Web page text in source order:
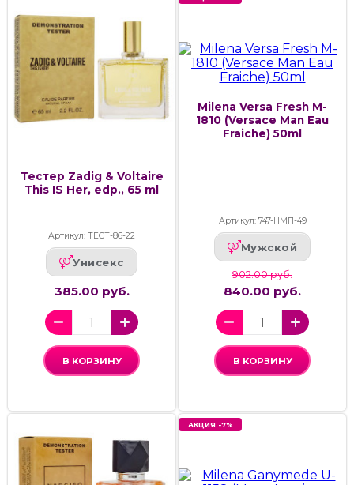
Тестер Zadig & Voltaire
This IS Her, edp., 65 ml
Артикул: ТЕСТ-86-22
Унисекс
385.00 руб.
В КОРЗИНУ
Milena Versa Fresh M-
1810 (Versace Man Eau
Fraiche) 50ml
Артикул: 747-НМП-49
Мужской
902.00 руб.
840.00 руб.
В КОРЗИНУ
АКЦИЯ -7%